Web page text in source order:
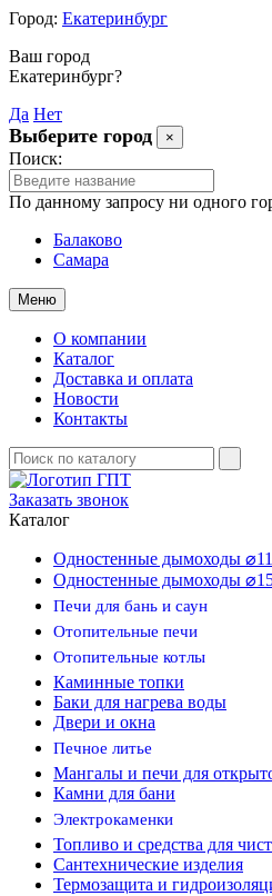
Город: Екатеринбург
Ваш город
Екатеринбург?
Да Нет
Выберите город ×
Поиск:
По данному запросу ни одного
Балаково
Самара
Меню
О компании
Каталог
Доставка и оплата
Новости
Контакты
Заказать звонок
Каталог
Одностенные дымоходы
Одностенные дымоходы
Печи для бань и саун
Отопительные печи
Отопительные котлы
Каминные топки
Баки для нагрева воды
Двери и окна
Печное литье
Мангалы и печи для
Камни для бани
Электрокаменки
Топливо и средства для
Сантехнические изделия
Термозащита и